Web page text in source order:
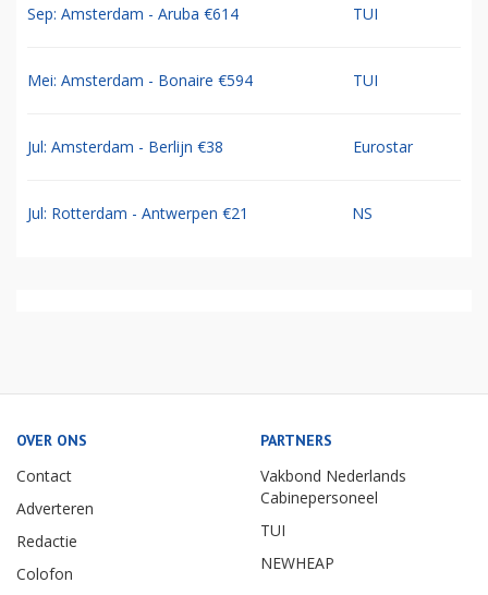
Sep: Amsterdam - Aruba €614 TUI
Mei: Amsterdam - Bonaire €594 TUI
Jul: Amsterdam - Berlijn €38 Eurostar
Jul: Rotterdam - Antwerpen €21 NS
OVER ONS
Contact
Adverteren
Redactie
Colofon
PARTNERS
Vakbond Nederlands
Cabinepersoneel
TUI
NEWHEAP